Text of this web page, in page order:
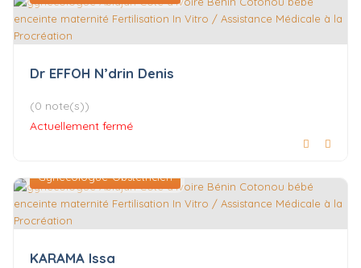
Dr EFFOH N’drin Denis
(0 note(s))
Actuellement fermé
Gynécologue-Obstétricien
KARAMA Issa